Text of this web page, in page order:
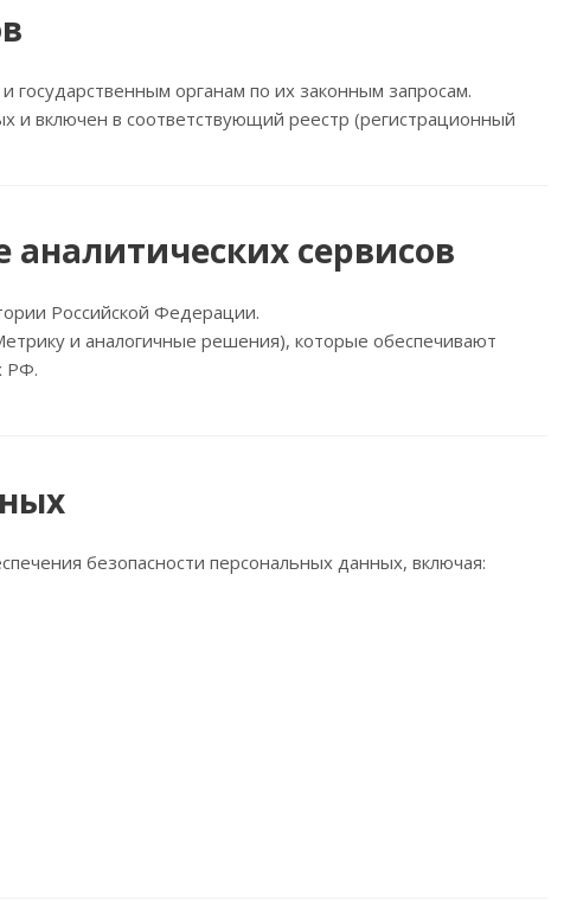
органам по их законным запросам.
и включен в соответствующий реестр (регистрационный
сервисов
Российской Федерации.
и аналогичные решения), которые обеспечивают
РФ.
безопасности персональных данных, включая: